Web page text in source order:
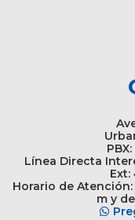
Línea Directa
Ext:
Horario de Atención:
m y